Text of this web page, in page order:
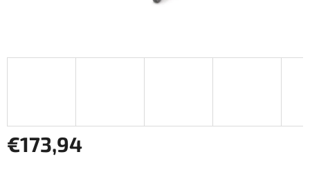
€173,94